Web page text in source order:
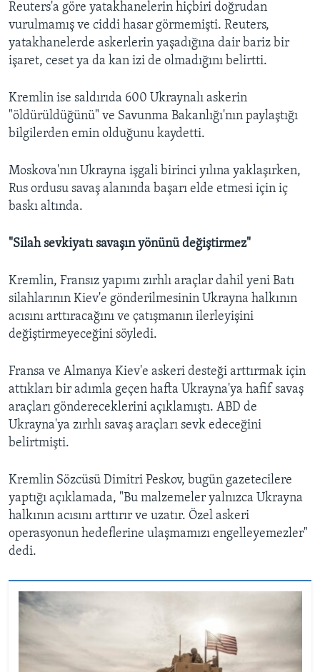
Reuters'a göre yatakhanelerin hiçbiri doğrudan
vurulmamış ve ciddi hasar görmemişti. Reuters,
yatakhanelerde askerlerin yaşadığına dair bariz bir
işaret, ceset ya da kan izi de olmadığını belirtti.
Kremlin ise saldırıda 600 Ukraynalı askerin
"öldürüldüğünü" ve Savunma Bakanlığı'nın paylaştığı
bilgilerden emin olduğunu kaydetti.
Moskova'nın Ukrayna işgali birinci yılına yaklaşırken,
Rus ordusu savaş alanında başarı elde etmesi için iç
baskı altında.
"Silah sevkiyatı savaşın yönünü değiştirmez"
Kremlin, Fransız yapımı zırhlı araçlar dahil yeni Batı
silahlarının Kiev'e gönderilmesinin Ukrayna halkının
acısını arttıracağını ve çatışmanın ilerleyişini
değiştirmeyeceğini söyledi.
Fransa ve Almanya Kiev'e askeri desteği arttırmak için
attıkları bir adımla geçen hafta Ukrayna'ya hafif savaş
araçları göndereceklerini açıklamıştı. ABD de
Ukrayna'ya zırhlı savaş araçları sevk edeceğini
belirtmişti.
Kremlin Sözcüsü Dimitri Peskov, bugün gazetecilere
yaptığı açıklamada, "Bu malzemeler yalnızca Ukrayna
halkının acısını arttırır ve uzatır. Özel askeri
operasyonun hedeflerine ulaşmamızı engelleyemezler"
dedi.